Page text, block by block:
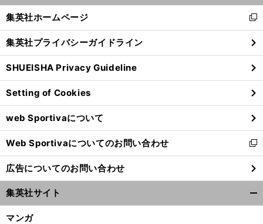
閉
る
集英社ホームページ
新
し
い
ウ
ィ
ン
ド
ウ
で
開
く
集英社プライバシーガイドライン
SHUEISHA Privacy Guideline
Setting of Cookies
web Sportivaについて
Web Sportivaについてのお問い合わせ
新
し
い
ウ
ィ
ン
広告についてのお問い合わせ
集英社サイト
マンガ